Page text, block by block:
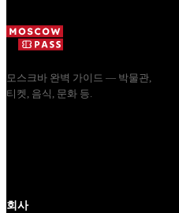
через
Владими...
모스크바 완벽 가이드 — 박물관,
티켓, 음식, 문화 등.
회사